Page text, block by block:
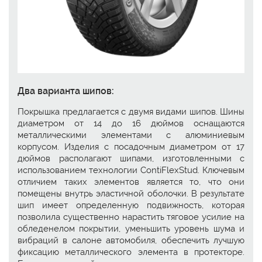
Два варианта шипов:
Покрышка предлагается с двумя видами шипов. Шины
диаметром от 14 до 16 дюймов оснащаются
металлическими элементами с алюминиевым
корпусом. Изделия с посадочным диаметром от 17
дюймов располагают шипами, изготовленными с
использованием технологии ContiFlexStud. Ключевым
отличием таких элементов является то, что они
помещены внутрь эластичной оболочки. В результате
шип имеет определенную подвижность, которая
позволила существенно нарастить тяговое усилие на
обледенелом покрытии, уменьшить уровень шума и
вибраций в салоне автомобиля, обеспечить лучшую
фиксацию металлического элемента в протекторе.